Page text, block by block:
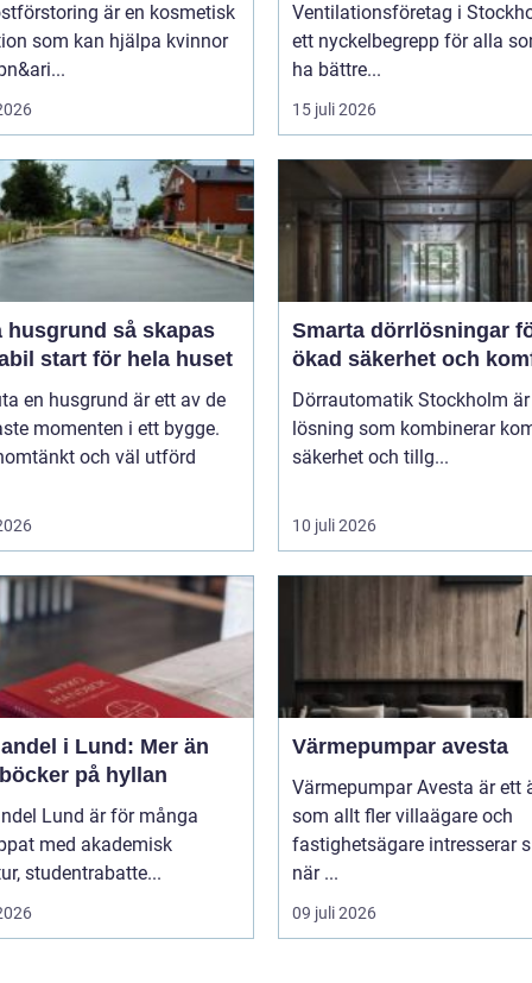
är en kosmetisk
som kan hjälpa kvinnor
Ventilationsföretag i
ett nyckelbegrepp för alla
ha bättre...
15 juli 2026
så skapas
start för hela huset
en husgrund är ett av de
momenten i ett bygge.
och väl utförd
Smarta dörrlösningar
ökad säkerhet och
Dörrautomatik Stockholm
lösning som kombinerar
säkerhet och tillg...
10 juli 2026
i Lund: Mer än
på hyllan
Lund är för många
med akademisk
studentrabatte...
Värmepumpar avesta
Värmepumpar Avesta är ett
som allt fler villaägare och
fastighetsägare intresserar
när ...
09 juli 2026